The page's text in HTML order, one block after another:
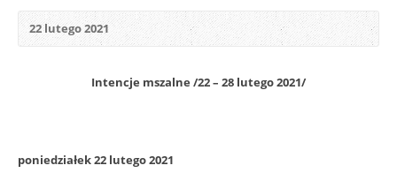
22 lutego 2021
Intencje mszalne /22 – 28 lutego 2021/
poniedziałek 22 lutego 2021